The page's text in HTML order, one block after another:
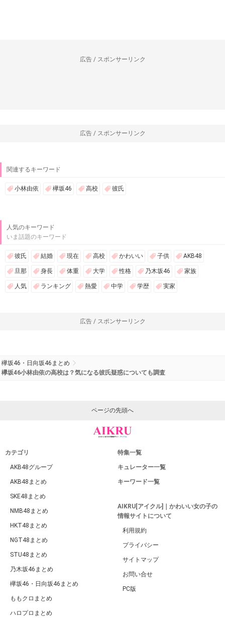
広告 / スポンサーリンク
広告 / スポンサーリンク
関連するキーワード
小林由依 欅坂46 高校 彼氏
人気のキーワード
いま話題のキーワード
彼氏 結婚 現在 高校 かわいい 子供 AKB48
旦那 身長 体重 大学 性格 乃木坂46 家族
人気 ランキング 熱愛 中学 学歴 実家
広告 / スポンサーリンク
欅坂46・日向坂46まとめ
欅坂46小林由依の高校は？気になる彼氏疑惑についても調査
ページの先頭へ
カテゴリ
AKB48グループ
AKB48まとめ
SKE48まとめ
NMB48まとめ
HKT48まとめ
NGT48まとめ
STU48まとめ
乃木坂46まとめ
欅坂46・日向坂46まとめ
ももクロまとめ
ハロプロまとめ
特集一覧
キュレーター一覧
キーワード一覧
AIKRU[アイクル]｜かわいい女の子の
情報サイトについて
利用規約
プライバシー
サイトマップ
お問い合せ
PC版